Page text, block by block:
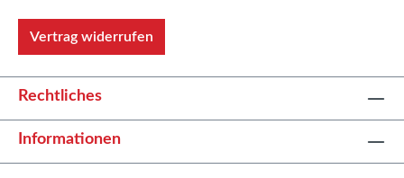
Vertrag widerrufen
Rechtliches
Informationen